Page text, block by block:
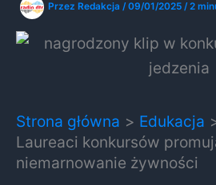
Przez Redakcja /09/01/2025 /2
Strona główna
Edukacja
Laureaci konkursów
niemarnowanie żywności